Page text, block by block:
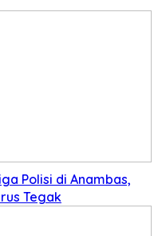
Polisi di Anambas,
Tegak